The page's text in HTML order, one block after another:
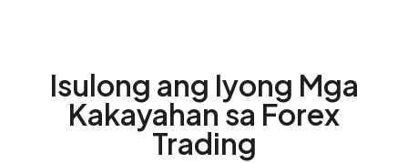
Isulong ang Iyong Mga
Kakayahan sa Forex
Trading